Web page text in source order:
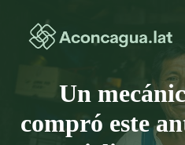
contenido
Un
compró este